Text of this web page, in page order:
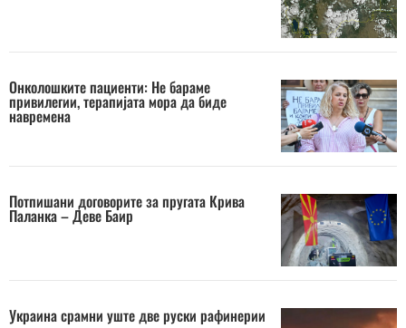
Онколошките пациенти: Не бараме
привилегии, терапијата мора да биде
навремена
Потпишани договорите за пругата Крива
Паланка – Деве Баир
Украина срамни уште две руски рафинерии